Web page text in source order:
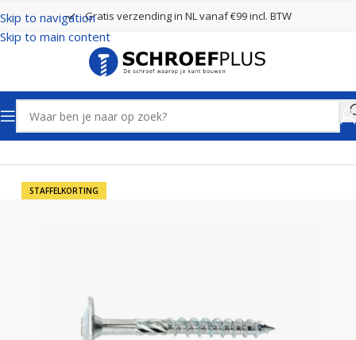
Skip to navigation
Skip to main content
Gratis verzending in NL vanaf €99 incl. BTW
Home Schroeven Tellerkopschroeven
STAFFELKORTING